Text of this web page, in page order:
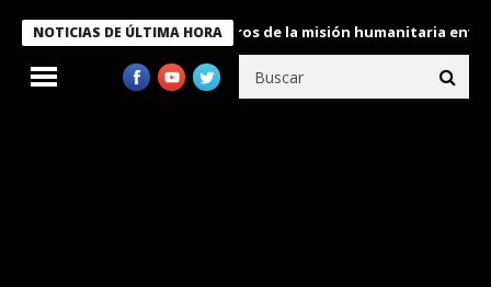
NOTICIAS DE ÚLTIMA HORA
condecora a miembros de la misión humanitaria enviada a